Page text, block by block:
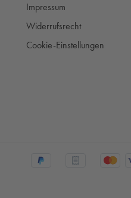
Impressum
Widerrufsrecht
Cookie-Einstellungen